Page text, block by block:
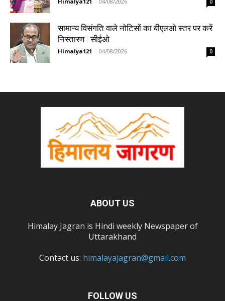
सामान्य विसंगति वाले नोटिसों का बीएलओ स्तर पर करें
निस्तारण : सीईओ
Himalya121 - 04/08/2026 0
ABOUT US
Himalay Jagran is Hindi weekly Newspaper of
Uttarakhand
Contact us: himalayajagran@gmail.com
FOLLOW US